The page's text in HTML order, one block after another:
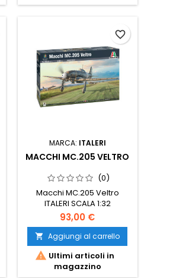
MARCA: ITALERI
MACCHI MC.205 VELTRO
(0)
Macchi MC.205 Veltro
ITALERI SCALA 1:32
93,00 €
 Aggiungi al carrello
 Ultimi articoli in
magazzino
favorite_border